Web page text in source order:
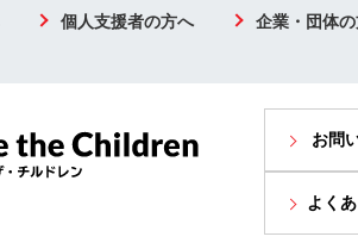
個人支援者の方へ 企業・団体
お問
よく